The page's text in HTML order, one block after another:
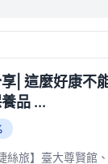
| 這麼好康不
品 ...
絲旅】臺大尊賢館